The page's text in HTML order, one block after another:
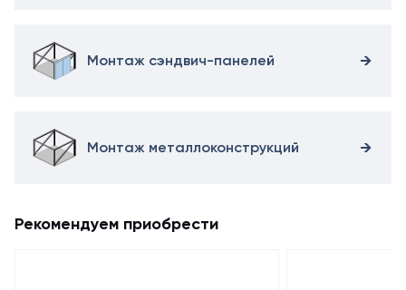
Монтаж сэндвич-панелей
Монтаж металлоконструкций
Рекомендуем приобрести